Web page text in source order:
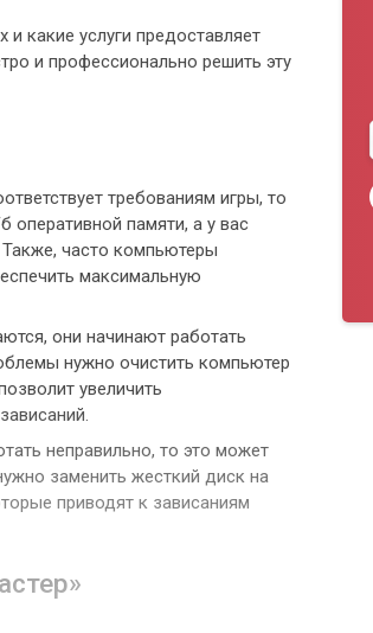
какие услуги предоставляет
и профессионально решить эту
требованиям игры, то
оперативной памяти, а у вас
часто компьютеры
максимальную
они начинают работать
нужно очистить компьютер
увеличить
неправильно, то это может
заменить жесткий диск на
приводят к зависаниям